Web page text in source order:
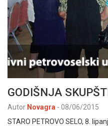
GODIŠNJA
Autor Novagra - 08/06/2015
STARO PETROVO SELO, 8.